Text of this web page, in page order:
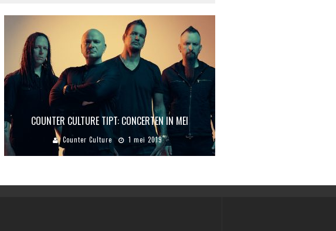
COUNTER CULTURE TIPT: CONCERTEN IN MEI
Counter Culture 1 mei 2019